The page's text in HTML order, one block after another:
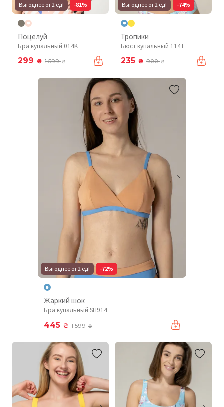
Выгоднее от 2 ед! -81%
Поцелуй
Бра купальный 014K
299 ₴ 1 599₴
Выгоднее от 2 ед! -74%
Тропики
Бюст купальный 114T
235 ₴ 900₴
Выгоднее от 2 ед! -72%
Жаркий шок
Бра купальный SH914
445 ₴ 1 599₴